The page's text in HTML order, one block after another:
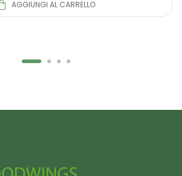
AGGIUNGI AL CARRELLO